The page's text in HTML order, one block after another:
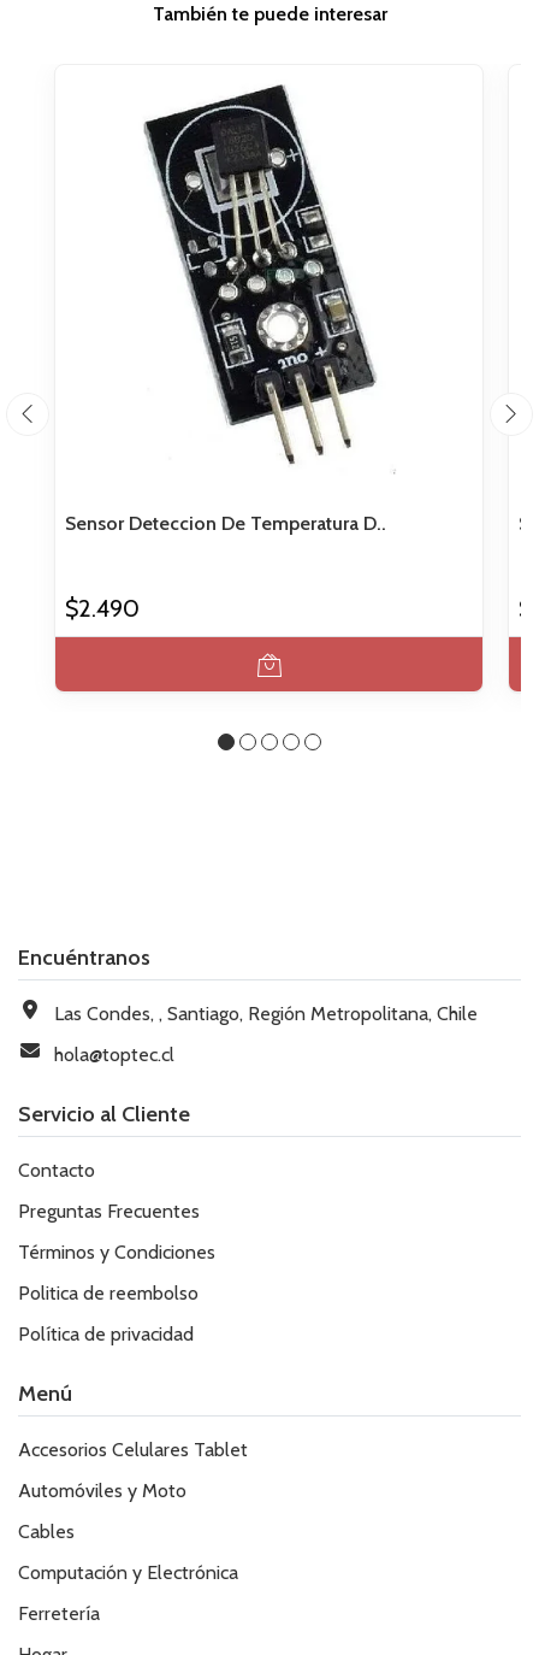
También te puede interesar
Sensor Deteccion De Temperatura D..
$2.490
Encuéntranos
Las Condes, , Santiago, Región Metropolitana, Chile
hola@toptec.cl
Servicio al Cliente
Contacto
Preguntas Frecuentes
Términos y Condiciones
Politica de reembolso
Política de privacidad
Menú
Accesorios Celulares Tablet
Automóviles y Moto
Cables
Computación y Electrónica
Ferretería